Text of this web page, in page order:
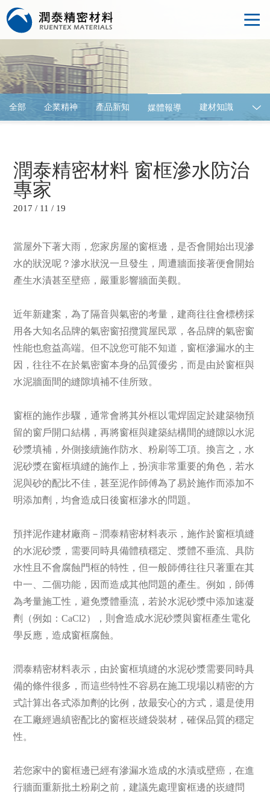
全部 企業精神 產品新知 媒體報導 建材知識
潤泰精密材料 窗框滲水防治
專家
2017 / 11 / 19
當屋外下著大雨，您家房屋的窗框邊，是否會開始出現滲
水的狀況呢？滲水狀況一旦發生，周遭牆面接著便會開始
產生水漬甚至壁癌，嚴重影響牆面美觀。
近年新建案，為了隔音與氣密的考量，建商往往會標榜採
用各大知名品牌的氣密窗招攬賞屋民眾，各品牌的氣密窗
性能也愈益高端。但不說您可能不知道，窗框滲漏水的主
因，往往不在於氣密窗本身的品質優劣，而是由於窗框與
水泥牆面間的縫隙填補不佳所致。
窗框的施作步驟，通常會將其外框以電焊固定於建築物預
留的窗戶開口結構，再將窗框與建築結構間的縫隙以水泥
砂漿填補，外側接續施作防水、粉刷等工項。換言之，水
泥砂漿在窗框填縫的施作上，扮演非常重要的角色，若水
泥與砂的配比不佳，甚至泥作師傅為了易於施作而添加不
明添加劑，均會造成日後窗框滲水的問題。
預拌泥作建材廠商－潤泰精密材料表示，施作於窗框填縫
的水泥砂漿，需要同時具備體積穩定、漿體不垂流、具防
水性且不會腐蝕門框的特性，但一般師傅往往只著重在其
中一、二個功能，因而造成其他問題的產生。例如，師傅
為考量施工性，避免漿體垂流，若於水泥砂漿中添加速凝
劑（例如：CaCl2），則會造成水泥砂漿與窗框產生電化
學反應，造成窗框腐蝕。
潤泰精密材料表示，由於窗框填縫的水泥砂漿需要同時具
備的條件很多，而這些特性不容易在施工現場以精密的方
式計算出各式添加劑的比例，故最安心的方式，還是使用
在工廠經過縝密配比的窗框崁縫袋裝材，確保品質的穩定
性。
若您家中的窗框邊已經有滲漏水造成的水漬或壁癌，在進
行牆面重新批土粉刷之前，建議先處理窗框邊的崁縫問